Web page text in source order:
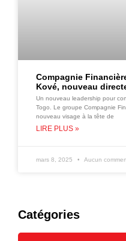
Compagnie
Kové, nouveau
Un nouveau leadership pour
Togo. Le groupe Compagnie
nouveau visage à la tête de
LIRE PLUS »
mars 8, 2025 Aucun
Catégories